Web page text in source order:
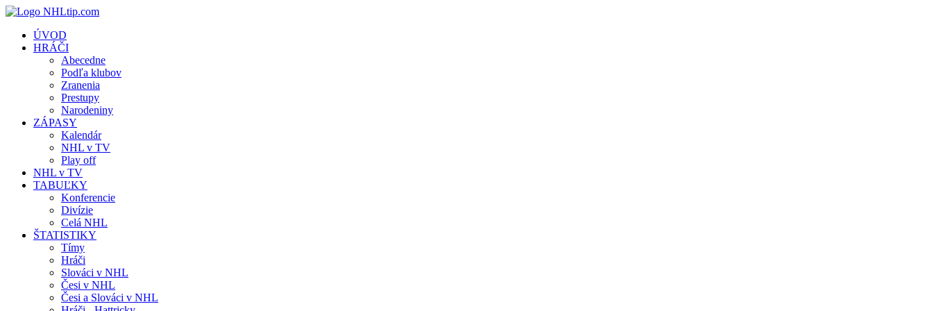
ÚVOD
HRÁČI
Abecedne
Podľa klubov
Zranenia
Prestupy
Narodeniny
ZÁPASY
Kalendár
NHL v TV
Play off
NHL v TV
TABUĽKY
Konferencie
Divízie
Celá NHL
ŠTATISTIKY
Tímy
Hráči
Slováci v NHL
Česi v NHL
Česi a Slováci v NHL